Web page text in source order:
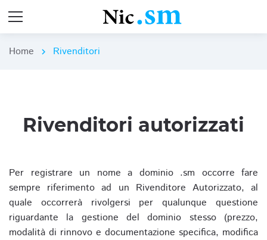
Home chevron_right Rivenditori
Rivenditori autorizzati
Per registrare un nome a dominio .sm occorre fare
sempre riferimento ad un Rivenditore Autorizzato, al
quale occorrerà rivolgersi per qualunque questione
riguardante la gestione del dominio stesso (prezzo,
modalità di rinnovo e documentazione specifica, modifica